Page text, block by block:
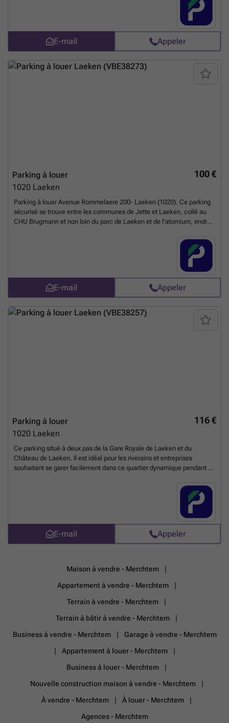
travaillez ou habitez dans le quartier et que vous cherchez une place
de parking, n'hésitez pas à le réserver en ligne. Vous pouvez réserver
%20brussels/avenue-rommelaere-17-laeken-2774?
utm_source=ubiflow&utm_medium=referral&utm_campaign=parking
_listing&utm_content=beEn savoir plus ?
E-mail Appeler
100 €
Parking à louer
1020 Laeken
Parking à louer Avenue Rommelaere 200- Laeken (1020). Ce parking
sécurisé se trouve entre les communes de Jette et Laeken, collé au
CHU Brugmann et non loin du parc de Laeken et de l'atomium, endroit
parking est très facilement accessible via transports en communs
avec un arrêt de tram et de bus à proximité. Il est idéal pour vous si
vous travaillez ou habitez dans le quartier. N'hésitez plus et réservez
directement votre parking sur le lien suivant : ### %20-
%20laken/avenue-rommelaere-200-laeken-2613?
utm_source=ubiflow&utm_medium=referral&utm_campaign=parking
_listing&utm_content=be En savoir plus ?
E-mail Appeler
116 €
Parking à louer
1020 Laeken
Ce parking situé à deux pas de la Gare Royale de Laeken et du
Château de Laeken. Il est idéal pour les riverains et entreprises
souhaitant se garer facilement dans ce quartier dynamique pendant la
dès maintenant votre abonnement dans ce parking sécurisé ! Vous
pouvez réserver directement votre parking sur le lien suivant : ###
%20-%20laken/avenue-de-la-reine-252-ville-de-bruxelles-2855?
utm_source=ubiflow&utm_medium=referral&utm_campaign=parking
_listing&utm_content=beEn savoir plus ?
E-mail Appeler
Maison à vendre - Merchtem
Appartement à vendre - Merchtem
Terrain à vendre - Merchtem
Terrain à bâtir à vendre - Merchtem
Business à vendre - Merchtem
Garage à vendre - Merchtem
Appartement à louer - Merchtem
Business à louer - Merchtem
Nouvelle construction maison à vendre - Merchtem
À vendre - Merchtem
À louer - Merchtem
Agences - Merchtem